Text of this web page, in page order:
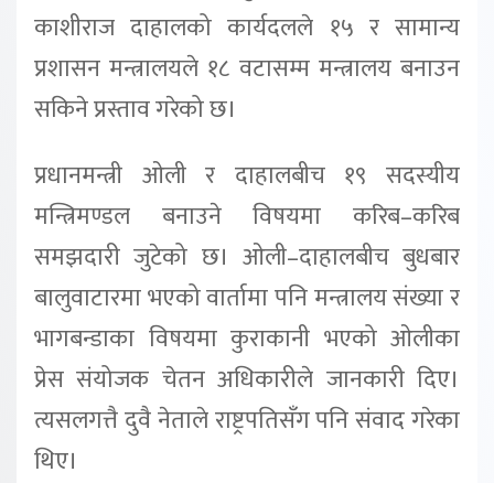
काशीराज दाहालको कार्यदलले १५ र सामान्य
प्रशासन मन्त्रालयले १८ वटासम्म मन्त्रालय बनाउन
सकिने प्रस्ताव गरेको छ।
प्रधानमन्त्री ओली र दाहालबीच १९ सदस्यीय
मन्त्रिमण्डल बनाउने विषयमा करिब–करिब
समझदारी जुटेको छ। ओली–दाहालबीच बुधबार
बालुवाटारमा भएको वार्तामा पनि मन्त्रालय संख्या र
भागबन्डाका विषयमा कुराकानी भएको ओलीका
प्रेस संयोजक चेतन अधिकारीले जानकारी दिए।
त्यसलगत्तै दुवै नेताले राष्ट्रपतिसँग पनि संवाद गरेका
थिए।